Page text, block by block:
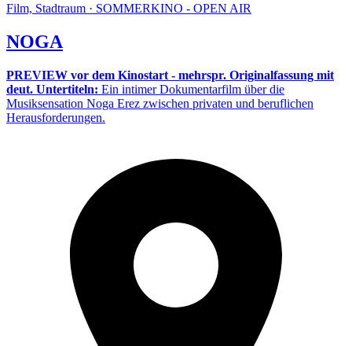
Film, Stadtraum · SOMMERKINO - OPEN AIR
NOGA
PREVIEW vor dem Kinostart - mehrspr. Originalfassung mit
deut. Untertiteln: Ein intimer Dokumentarfilm über die
Musiksensation Noga Erez zwischen privaten und beruflichen
Herausforderungen.